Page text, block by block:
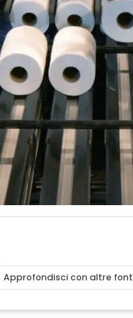
Approfondisci con altre